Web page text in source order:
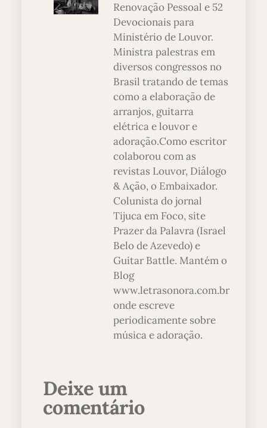
Renovação Pessoal e 52
Devocionais para
Ministério de Louvor.
Ministra palestras em
diversos congressos no
Brasil tratando de temas
como a elaboração de
arranjos, guitarra
elétrica e louvor e
adoração.Como escritor
colaborou com as
revistas Louvor, Diálogo
& Ação, o Embaixador.
Colunista do jornal
Tijuca em Foco, site
Prazer da Palavra (Israel
Belo de Azevedo) e
Guitar Battle. Mantém o
Blog
www.letrasonora.com.br
onde escreve
periodicamente sobre
música e adoração.
Deixe um
comentário